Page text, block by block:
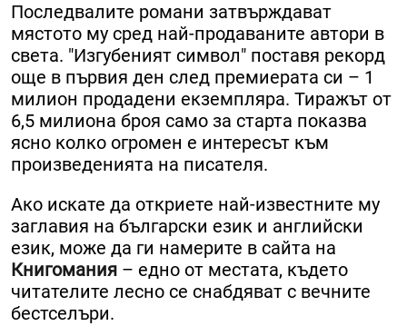
Последвалите романи затвърждават
мястото му сред най-продаваните автори в
света. "Изгубеният символ" поставя рекорд
още в първия ден след премиерата си – 1
милион продадени екземпляра. Тиражът от
6,5 милиона броя само за старта показва
ясно колко огромен е интересът към
произведенията на писателя.
Ако искате да откриете най-известните му
заглавия на български език и английски
език, може да ги намерите в сайта на
Книгомания – едно от местата, където
читателите лесно се снабдяват с вечните
бестселъри.